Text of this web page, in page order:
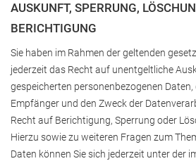
AUSKUNFT, SPERRUNG,
BERICHTIGUNG
Sie haben im Rahmen der geltenden
jederzeit das Recht auf unentgeltliche
gespeicherten personenbezogenen
Empfänger und den Zweck der
Recht auf Berichtigung, Sperrung oder
Hierzu sowie zu weiteren Fragen zum
Daten können Sie sich jederzeit unter der